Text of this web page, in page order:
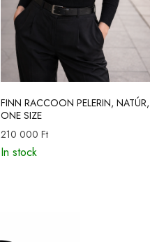
FINN RACCOON PELERIN, NATÚR,
ONE SIZE
210 000 Ft
In stock